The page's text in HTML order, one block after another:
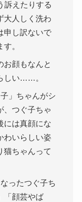
訴えたりする
大人しく洗わ
申し訳ないで
。
お顔もなんと
しい……。
」ちゃんがシ
、つぐ子ちゃ
には真顔にな
わいらしい姿
猫ちゃんって
ったつぐ子ち
「顔芸やば